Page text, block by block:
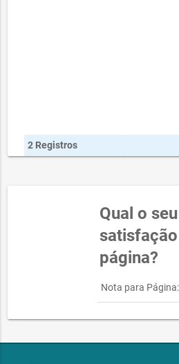
2 Registros
Qual o
página?
Nota para Página: